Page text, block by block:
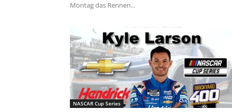
Montag das Rennen...
NASCAR Cup Series